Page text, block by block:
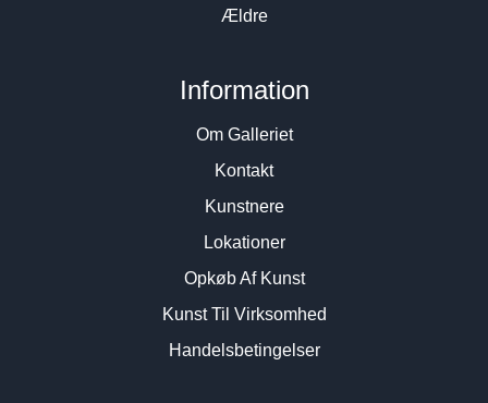
Ældre
Information
Om Galleriet
Kontakt
Kunstnere
Lokationer
Opkøb Af Kunst
Kunst Til Virksomhed
Handelsbetingelser